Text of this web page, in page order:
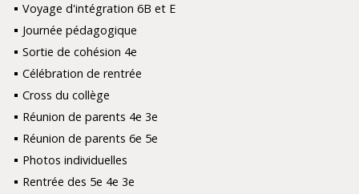
Voyage d'intégration 6B et E
Journée pédagogique
Sortie de cohésion 4e
Célébration de rentrée
Cross du collège
Réunion de parents 4e 3e
Réunion de parents 6e 5e
Photos individuelles
Rentrée des 5e 4e 3e